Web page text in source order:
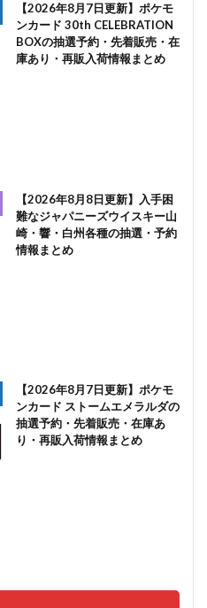
【2026年8月7日更新】ポケモ
ンカード 30th CELEBRATION
BOXの抽選予約・先着販売・在
庫あり・再販入荷情報まとめ
【2026年8月8日更新】入手困
難なジャパニーズウイスキー山
崎・響・白州各種の抽選・予約
情報まとめ
【2026年8月7日更新】ポケモ
ンカード ストームエメラルダの
抽選予約・先着販売・在庫あ
り・再販入荷情報まとめ